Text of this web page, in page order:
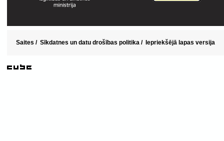
Saites / Sīkdatnes un datu drošības politika / Iepriekšējā lapas versija